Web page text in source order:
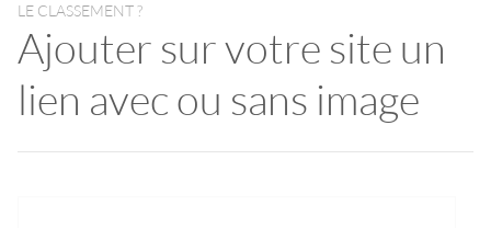
LE CLASSEMENT ?
Ajouter sur votre site un
lien avec ou sans image